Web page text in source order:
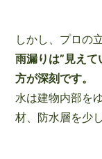
しかし、プロの
雨漏りは”見えて
方が深刻です。
水は建物内部を
材、防水層を少